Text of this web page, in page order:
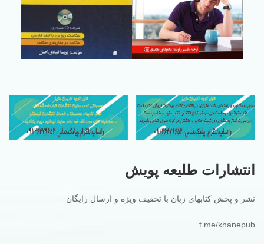
انتشارات طلیعه پویش
نشر و پخش کتابهای زبان با تخفیف ویژه و ارسال رایگان
t.me/khanepub